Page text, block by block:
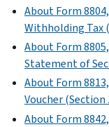
About Form
Withholding Tax
About Form
Statement of
About Form
Voucher (Section
About Form